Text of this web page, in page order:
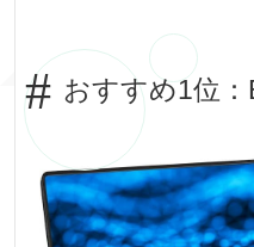
おすすめ1位